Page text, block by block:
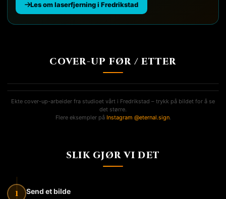
Les om laserfjerning i Fredrikstad
COVER-UP FØR / ETTER
Ekte cover-up-arbeider fra studioet vårt i Fredrikstad – trykk på bildet for å se
det større.
Flere eksempler på Instagram @eternal.sign.
SLIK GJØR VI DET
1 Send et bilde